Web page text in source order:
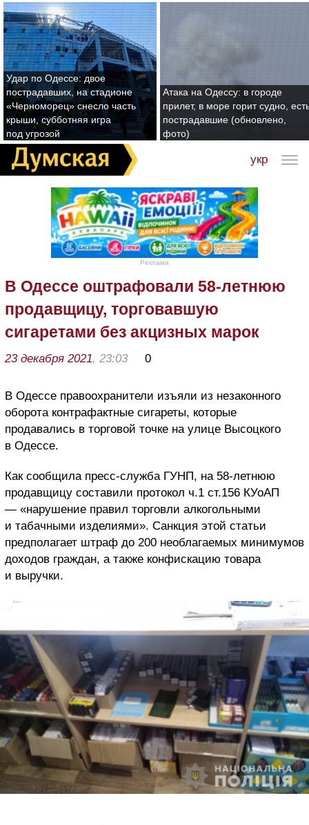
Удар по Одессе: двое
пострадавших, на стадионе
«Черноморец» снесло часть
крыши, субботняя игра
под угрозой
Атака на Одессу: в городе
прилет, в море горит судно,
пострадавшие (обновлено,
фото)
укр
Реклама
В Одессе оштрафовали 58-летнюю
продавщицу, торговавшую
сигаретами без акцизных марок
23 декабря 2021, 23:03 0
В Одессе правоохранители изъяли из незаконного
оборота контрафактные сигареты, которые
продавались в торговой точке на улице Высоцкого
в Одессе.
Как сообщила пресс-служба ГУНП, на 58-летнюю
продавщицу составили протокол ч.1 ст.156 КУоАП
— «нарушение правил торговли алкогольными
и табачными изделиями». Санкция этой статьи
предполагает штраф до 200 необлагаемых минимумов
доходов граждан, а также конфискацию товара
и выручки.